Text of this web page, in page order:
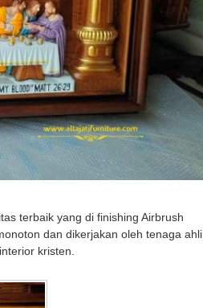
terbaik yang di finishing Airbrush
dan dikerjakan oleh tenaga ahli
kristen.